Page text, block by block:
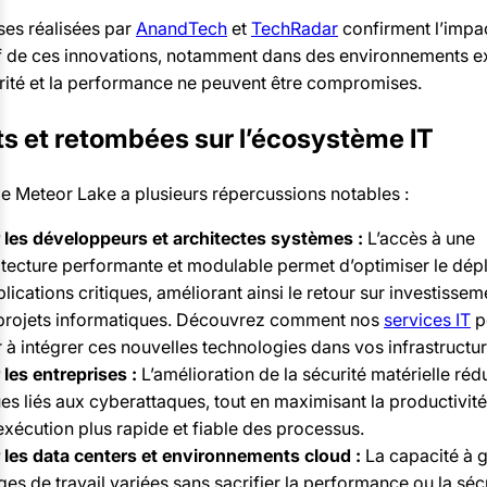
réalisées par AnandTech et TechRadar confirment
ces innovations, notamment dans des environnements
et la performance ne peuvent être compromises.
et retombées sur l’écosystème IT
Meteor Lake a plusieurs répercussions notables :
les développeurs et architectes systèmes : L’accès à une
performante et modulable permet d’optimiser le
critiques, améliorant ainsi le retour sur
informatiques. Découvrez comment nos services IT
à intégrer ces nouvelles technologies dans vos
les entreprises : L’amélioration de la sécurité matérielle
liés aux cyberattaques, tout en maximisant la
plus rapide et fiable des processus.
les data centers et environnements cloud : La capacité à